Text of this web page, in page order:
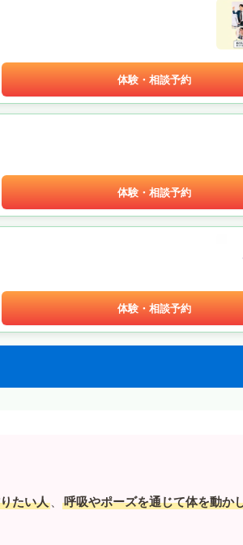
体験・相談予約
体験・相談予約
体験・相談予約
たい人 、 呼吸やポーズを通じて体を動か